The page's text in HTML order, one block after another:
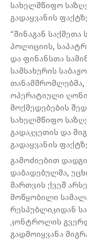
სახელმწიფო
გადაყვანის
“შინაგან
პოლიციის,
და ფინანსთა
სამსახურის
ოპერატიული
მოქმედებების
სახელმწიფო
გადაკვეთის და
გადაყვანის
გამოძიებით
დაბადებულმა,
მართვის ქვეშ
მოწყობილი
რესპუბლიკიდან
კონტროლის
გადმოიყვანა